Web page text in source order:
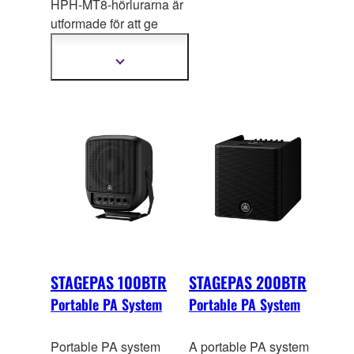
HPH-MT8-hörlurarna är
utformade för att ge
högupplöst ljud med
exakt stereobild, och
högregistret med stram
bas. Yam aha har använt
årtionden av kunskap
och expertis inom
tillverkning av
utforma varenda
akustisk komponent i
Visa
STAGEPAS 100BTR
Portable PA System
Portable PA system
STAGEPAS 200BTR
Portable PA System
A portable PA system